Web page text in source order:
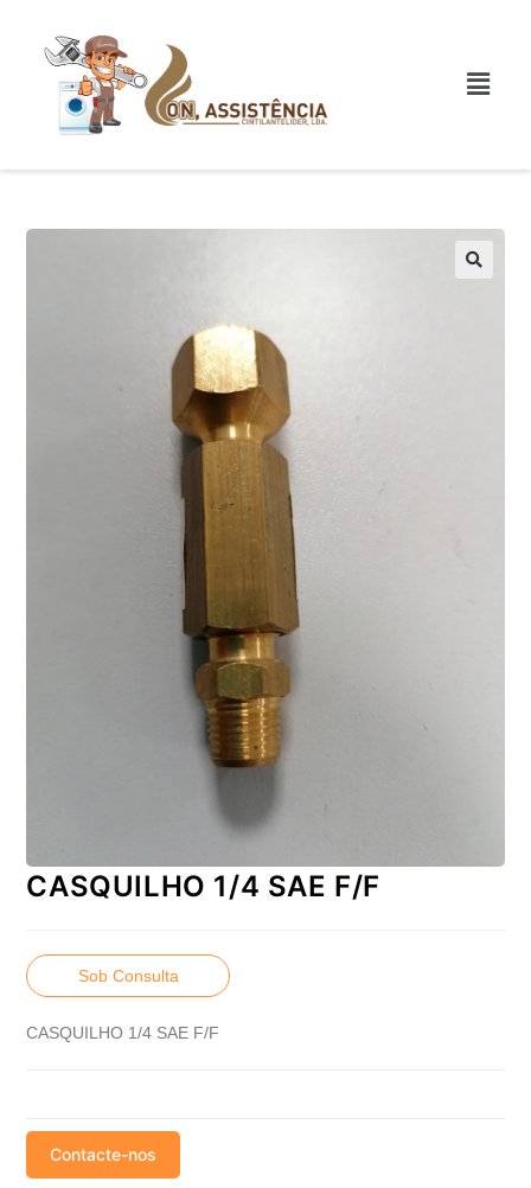
CASQUILHO 1/4 SAE F/F
Sob Consulta
CASQUILHO 1/4 SAE F/F
Contacte-nos